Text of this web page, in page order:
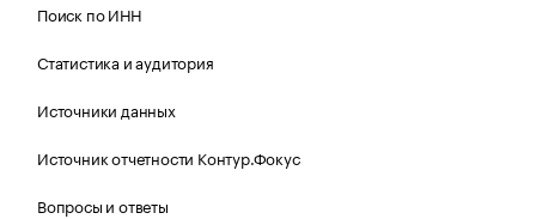
Поиск по ИНН
Статистика и аудитория
Источники данных
Источник отчетности Контур.Фокус
Вопросы и ответы